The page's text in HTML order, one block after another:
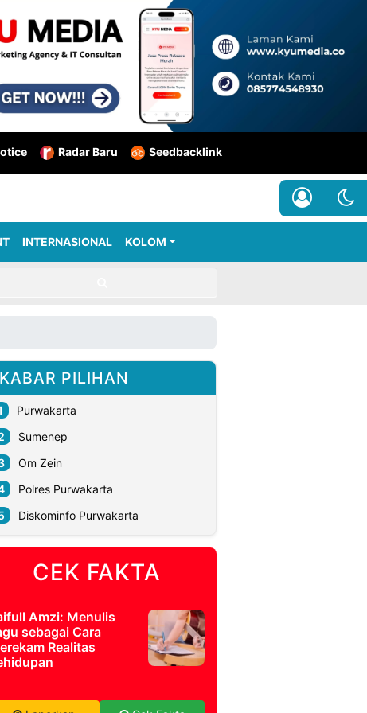
Radar Baru Seedbacklink
INTERNASIONAL KOLOM
KABAR PILIHAN
Purwakarta
Sumenep
Om Zein
Polres Purwakarta
Diskominfo Purwakarta
CEK FAKTA
Amzi: Menulis
sebagai Cara
Realitas